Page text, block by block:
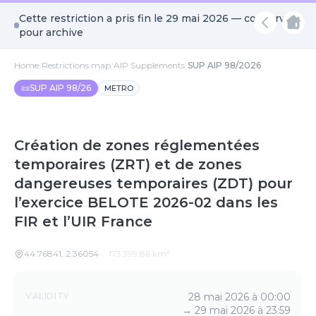
Cette restriction a pris fin le 29 mai 2026 — conservée
pour archive
Home Restrictions map AIP Supplements SUP AIP 98/2026
📜SUP AIP 98/26 METRO
Création de zones réglementées
temporaires (ZRT) et de zones
dangereuses temporaires (ZDT) pour
l’exercice BELOTE 2026-02 dans les
FIR et l’UIR France
44.76841, 2.36054 173 399,86 km²
Details
VALIDITY
28 mai 2026 à 00:00
→ 29 mai 2026 à 23:59